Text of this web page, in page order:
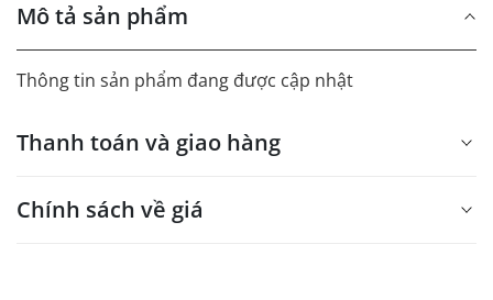
Mô tả sản phẩm
Thông tin sản phẩm đang được cập nhật
Thanh toán và giao hàng
Chính sách về giá